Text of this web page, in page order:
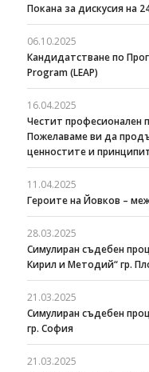
Покана за дискусия на
06.10.2025
Кандидатстване по
Program (LEAP)
16.04.2025
Честит професионален
Пожелаваме ви да
ценностите и
11.04.2025
Героите на Йовков –
28.03.2025
Симулиран съдебен
Кирил и Методий“ гр.
21.03.2025
Симулиран съдебен
гр. София
21.03.2025